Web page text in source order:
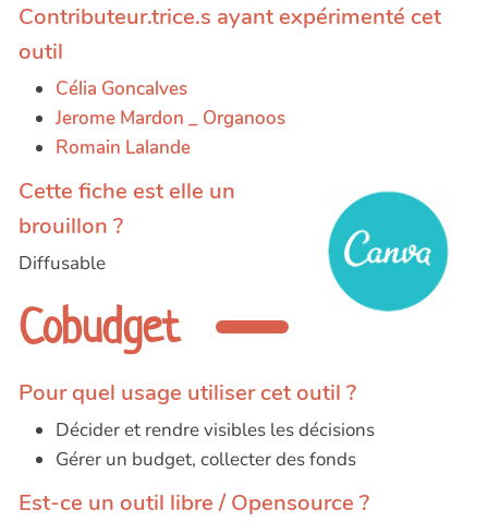
Contributeur.trice.s ayant expérimenté cet
outil
Célia Goncalves
Jerome Mardon _ Organoos
Romain Lalande
Cette fiche est elle un
brouillon ?
Diffusable
Cobudget
Pour quel usage utiliser cet outil ?
Décider et rendre visibles les décisions
Gérer un budget, collecter des fonds
Est-ce un outil libre / Opensource ?